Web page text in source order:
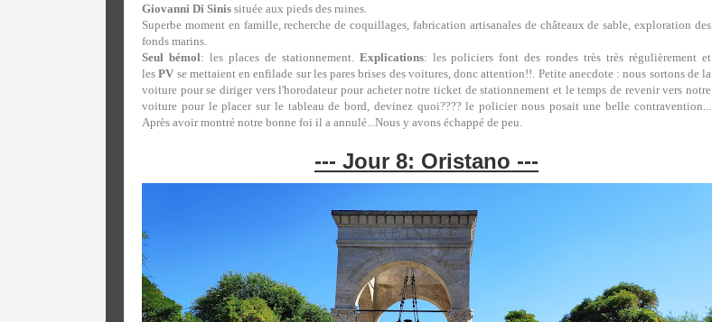
Giovanni Di Sinis située aux pieds des ruines.
Superbe moment en famille, recherche de coquillages, fabrication artisanales de châteaux de sable, exploration des
fonds marins.
Seul bémol: les places de stationnement. Explications: les policiers font des rondes très très régulièrement et
les PV se mettaient en enfilade sur les pares brises des voitures, donc attention!!. Petite anecdote : nous sortons de la
voiture pour se diriger vers l'horodateur pour acheter notre ticket de stationnement et le temps de revenir vers notre
voiture pour le placer sur le tableau de bord, devinez quoi???? le policier nous posait une belle contravention...
Après avoir montré notre bonne foi il a annulé...Nous y avons échappé de peu.
--- Jour 8: Oristano ---